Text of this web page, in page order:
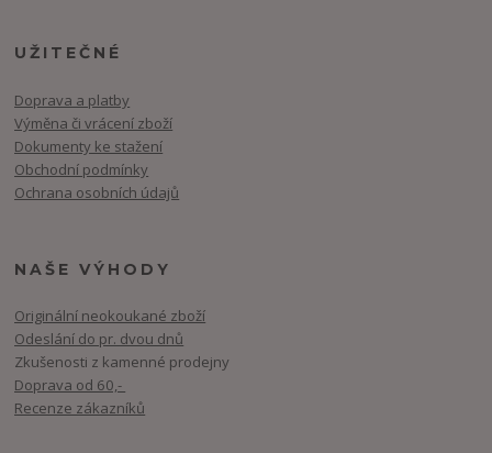
UŽITEČNÉ
Doprava a platby
Výměna či vrácení zboží
Dokumenty ke stažení
Obchodní podmínky
Ochrana osobních údajů
NAŠE VÝHODY
Originální neokoukané zboží
Odeslání do pr. dvou dnů
Zkušenosti z kamenné prodejny
Doprava od 60,-
Recenze zákazníků